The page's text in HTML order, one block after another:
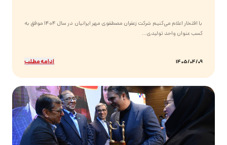
با افتخار اعلام می‌کنیم شرکت زعفران مصطفوی مهر ایرانیان در سال ۱۴۰۴ موفق به
کسب عنوان واحد تولیدی...
1405/04/09 ادامه مطلب